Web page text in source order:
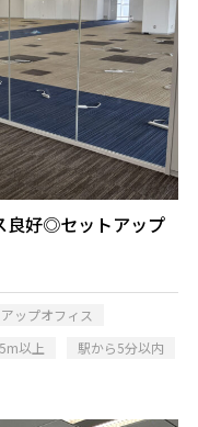
良好◎セットアップ
ップオフィス
以上
駅から5分以内